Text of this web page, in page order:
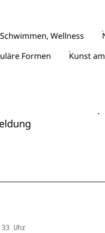
Wellness
Formen Kunst
Uhr